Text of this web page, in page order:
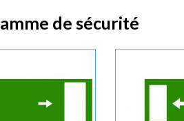
de sécurité